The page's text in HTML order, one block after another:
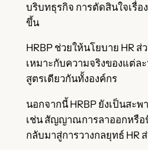
บริบทธุรกิจ การตัดสินใจเรื่อ
ขึ้น
HRBP ช่วยให้นโยบาย HR ส่
เหมาะกับความจริงของแต่ล
สูตรเดียวกันทั้งองค์กร
นอกจากนี้ HRBP ยังเป็นสะ
เช่น สัญญาณการลาออกหรื
กลับมาสู่การวางกลยุทธ์ HR